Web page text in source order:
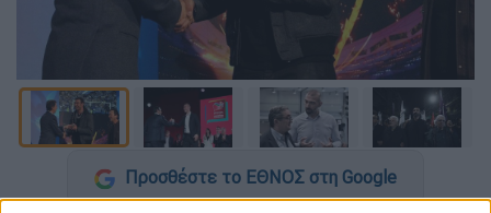
Προσθέστε το ΕΘΝΟΣ στη Google